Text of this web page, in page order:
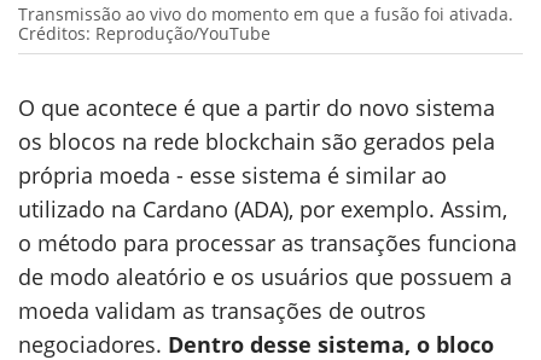
Transmissão ao vivo do momento em que a fusão foi ativada.
Créditos: Reprodução/YouTube
O que acontece é que a partir do novo sistema
os blocos na rede blockchain são gerados pela
própria moeda - esse sistema é similar ao
utilizado na Cardano (ADA), por exemplo. Assim,
o método para processar as transações funciona
de modo aleatório e os usuários que possuem a
moeda validam as transações de outros
negociadores. Dentro desse sistema, o bloco